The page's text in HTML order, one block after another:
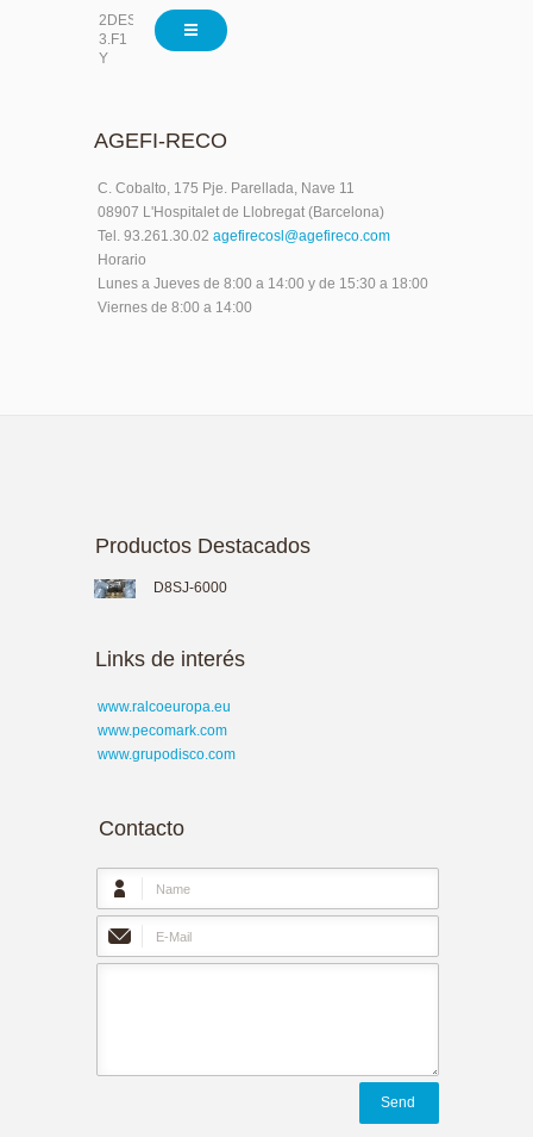
2DES-
3.F1
Y
AGEFI-RECO
C. Cobalto, 175 Pje. Parellada, Nave 11
08907 L'Hospitalet de Llobregat (Barcelona)
Tel. 93.261.30.02 agefirecosl@agefireco.com
Horario
Lunes a Jueves de 8:00 a 14:00 y de 15:30 a 18:00
Viernes de 8:00 a 14:00
Productos Destacados
D8SJ-6000
Links de interés
www.ralcoeuropa.eu
www.pecomark.com
www.grupodisco.com
Contacto
Send